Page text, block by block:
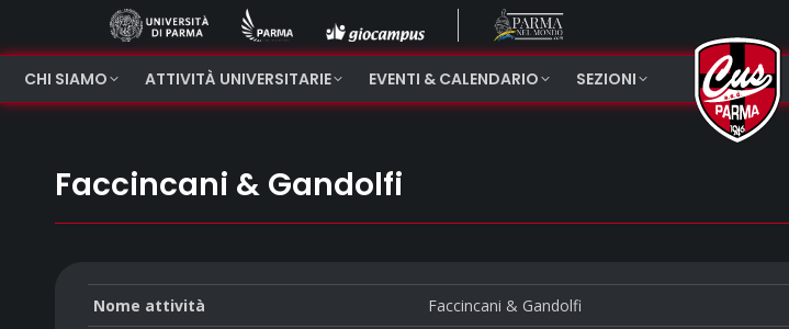
CHI SIAMO ATTIVITÀ UNIVERSITARIE EVENTI & CALENDARIO SEZIONI
Faccincani & Gandolfi
Nome attività
Faccincani & Gandolfi